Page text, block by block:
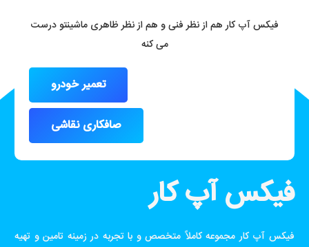
فیکس آپ کار هم از نظر فنی و هم از نظر ظاهری ماشینتو درست
می کنه
تعمیر خودرو
صافکاری نقاشی
فیکس آپ کار
فیکس آپ کار مجموعه کاملاً متخصص و با تجربه در زمینه تامین و تهیه